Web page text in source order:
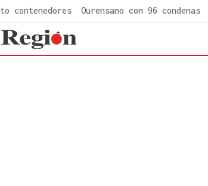
contenedores Ourensano con 96 condenas